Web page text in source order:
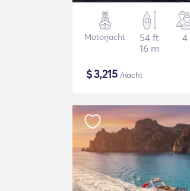
Motorjacht
54 ft
16 m
4
$3,215 /nacht